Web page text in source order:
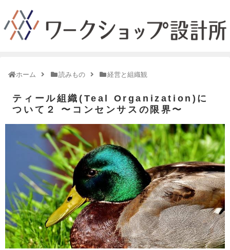
ホーム 読みもの 経営と組織観
ティール組織(Teal Organization)に
ついて２ 〜コンセンサスの限界〜